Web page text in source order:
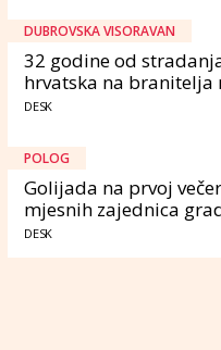
DUBROVSKA VISORAVAN
32 godine od
hrvatska na branitelja
DESK
POLOG
Golijada na prvoj
mjesnih zajednica
DESK